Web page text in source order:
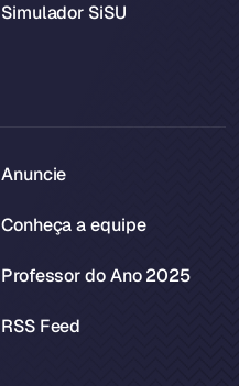
Simulador SiSU
Anuncie
Conheça a equipe
Professor do Ano 2025
RSS Feed